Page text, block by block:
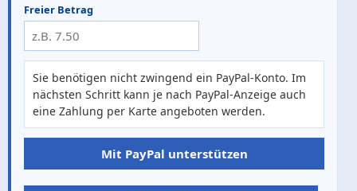
Freier Betrag
Sie benötigen nicht zwingend ein PayPal-Konto. Im
nächsten Schritt kann je nach PayPal-Anzeige auch
eine Zahlung per Karte angeboten werden.
Mit PayPal unterstützen